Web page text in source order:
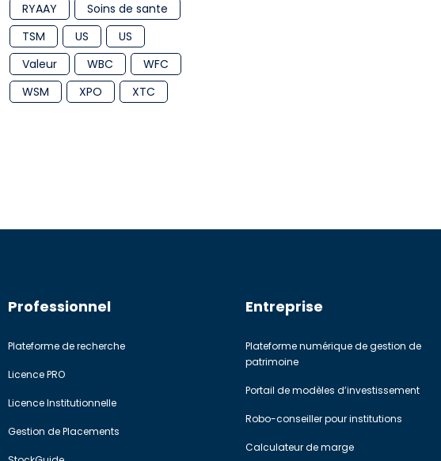
RYAAY
Soins de sante
TSM
US
US
Valeur
WBC
WFC
WSM
XPO XTC
Professionnel
Plateforme de recherche
Licence PRO
Licence Institutionnelle
Gestion de Placements
Entreprise
Plateforme numérique de gestion de
patrimoine
Portail de modèles d’investissement
Robo-conseiller pour institutions
Calculateur de marge